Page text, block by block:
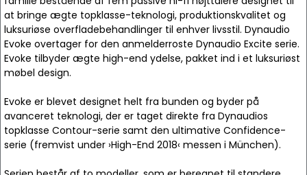
at bringe ægte topklasse-teknologi, produktionskvalitet og
luksuriøse overfladebehandlinger til enhver livsstil. Dynaudio
Evoke overtager for den anmelderroste Dynaudio Excite serie.
Evoke tilbyder ægte high-end ydelse, pakket ind i et luksuriøst
møbel design.
Evoke er blevet designet helt fra bunden og byder på
avanceret teknologi, der er taget direkte fra Dynaudios
topklasse Contour-serie samt den ultimative Confidence-
serie (fremvist under ›High-End 2018‹ messen i München).